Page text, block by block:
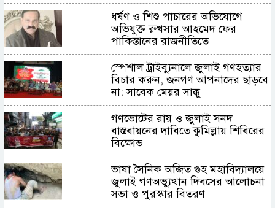
ধর্ষণ ও শিশু পাচারের অভিযোগে
অভিযুক্ত রুখসার আহমেদ ফের
পাকিস্তানের রাজনীতিতে
স্পেশাল ট্রাইব্যুনালে জুলাই গণহত্যার
বিচার করুন, জনগণ আপনাদের ছাড়বে
না: সাবেক মেয়র সাক্কু
গণভোটের রায় ও জুলাই সনদ
বাস্তবায়নের দাবিতে কুমিল্লায় শিবিরের
বিক্ষোভ
ভাষা সৈনিক অজিত গুহ মহাবিদ্যালয়ে
জুলাই গণঅভ্যুত্থান দিবসের আলোচনা
সভা ও পুরস্কার বিতরণ